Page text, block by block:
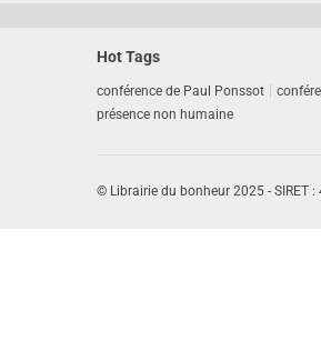
Hot Tags
conférence de Paul Ponssot
présence non humaine
© Librairie du bonheur 2025 - SIRET